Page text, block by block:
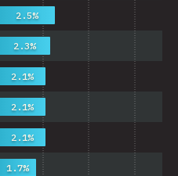
1.7%
2.1%
2.1%
2.1%
2.3%
2.5%